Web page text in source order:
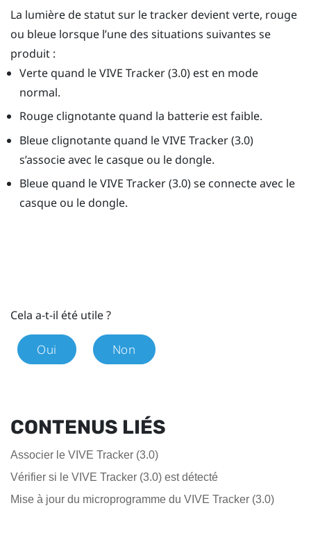
La lumière de statut sur le tracker devient verte, rouge
ou bleue lorsque l’une des situations suivantes se
produit :
Verte quand leVIVE Tracker (3.0)est en mode
normal.
Rouge clignotante quand la batterie est faible.
Bleue clignotante quand leVIVE Tracker (3.0)
s’associe avec le casque ou le dongle.
Bleue quand leVIVE Tracker (3.0)se connecte avec le
casque ou le dongle.
Cela a-t-il été utile ?
Oui Non
CONTENUS LIÉS
Associer le VIVE Tracker (3.0)
Vérifier si le VIVE Tracker (3.0) est détecté
Mise à jour du microprogramme du VIVE Tracker (3.0)